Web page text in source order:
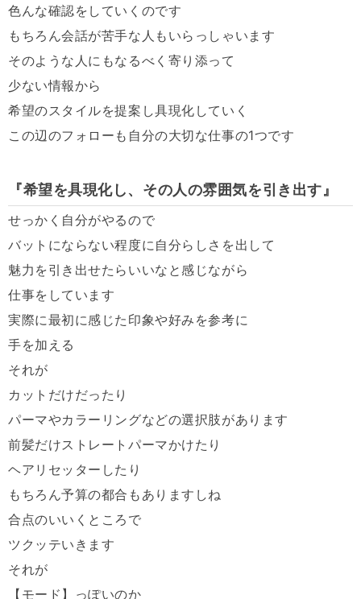
色んな確認をしていくのです
もちろん会話が苦手な人もいらっしゃいます
そのような人にもなるべく寄り添って
少ない情報から
希望のスタイルを提案し具現化していく
この辺のフォローも自分の大切な仕事の1つです
『希望を具現化し、その人の雰囲気を引き出す』
せっかく自分がやるので
バットにならない程度に自分らしさを出して
魅力を引き出せたらいいなと感じながら
仕事をしています
実際に最初に感じた印象や好みを参考に
手を加える
それが
カットだけだったり
パーマやカラーリングなどの選択肢があります
前髪だけストレートパーマかけたり
ヘアリセッターしたり
もちろん予算の都合もありますしね
合点のいいくところで
ツクッテいきます
それが
【モード】っぽいのか